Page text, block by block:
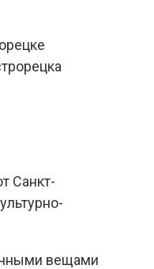
Санкт-
вещами